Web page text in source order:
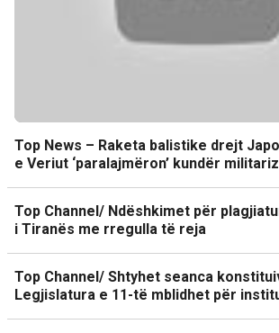
Top News – Raketa balistike drejt
e Veriut ‘paralajmëron’ kundër
Top Channel/ Ndëshkimet për
i Tiranës me rregulla të reja
Top Channel/ Shtyhet seanca
Legjislatura e 11-të mblidhet për